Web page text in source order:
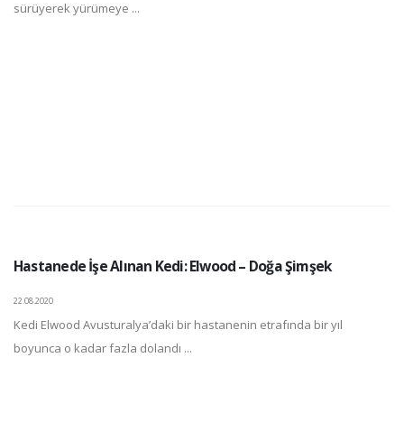
sürüyerek yürümeye ...
Hastanede İşe Alınan Kedi: Elwood – Doğa Şimşek
22.08.2020
Kedi Elwood Avusturalya’daki bir hastanenin etrafında bir yıl
boyunca o kadar fazla dolandı ...